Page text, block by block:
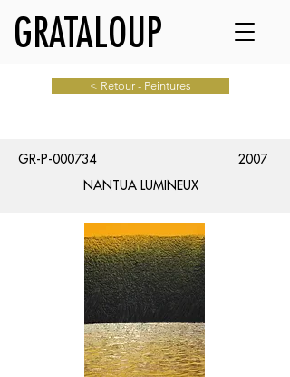
GRATALOUP
< Retour - Peintures
GR-P-000734
2007
NANTUA LUMINEUX